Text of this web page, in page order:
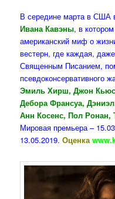
В середине марта в
Ивана Кавэны, в
американский миф о
вестерн, где каждая,
Священным Писанием,
псевдоконсервативного
Эмиль Хирш, Джон
Дебора Франсуа,
Анн Косенс, Пол Ронан,
Мировая премьера –
13.05.2019. Оценка